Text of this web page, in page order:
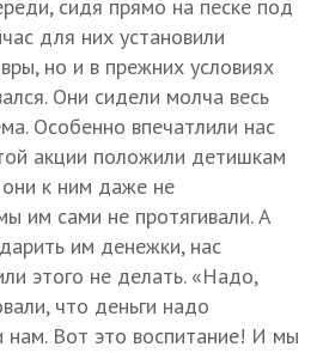
сидя прямо на песке под
для них установили
но и в прежних условиях
Они сидели молча весь
Особенно впечатлили нас
акции положили детишкам
они к ним даже не
им сами не протягивали. А
им денежки, нас
этого не делать. «Надо,
что деньги надо
нам. Вот это воспитание! И мы